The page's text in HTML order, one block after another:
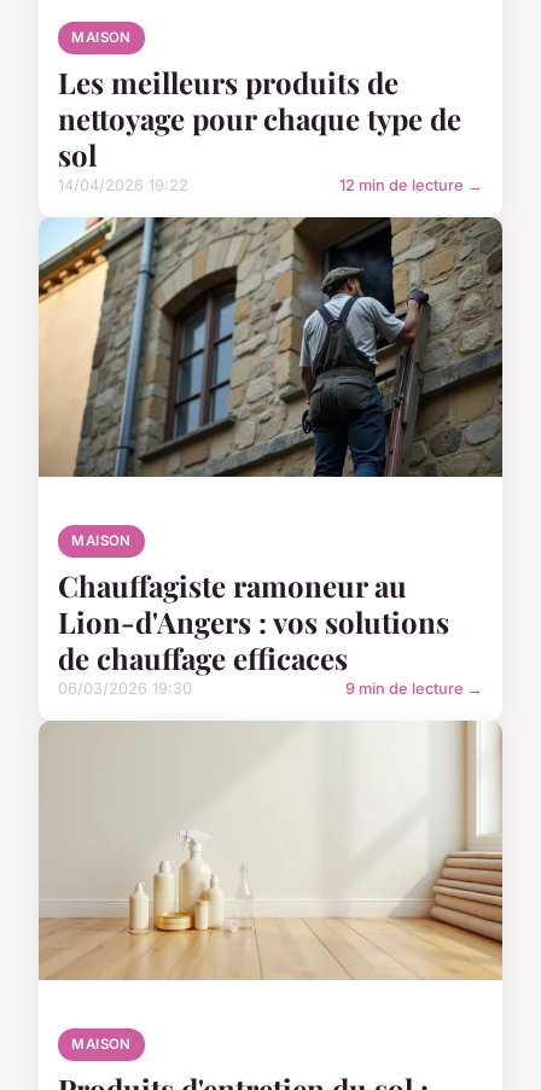
MAISON
Les meilleurs produits de
nettoyage pour chaque type de
sol
14/04/2026 19:22 12 min de lecture →
MAISON
Chauffagiste ramoneur au
Lion-d'Angers : vos solutions
de chauffage efficaces
06/03/2026 19:30 9 min de lecture →
MAISON